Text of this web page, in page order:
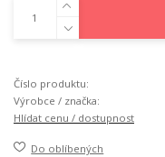
Číslo produktu:
Výrobce / značka:
Hlídat cenu / dostupnost
Do oblíbených